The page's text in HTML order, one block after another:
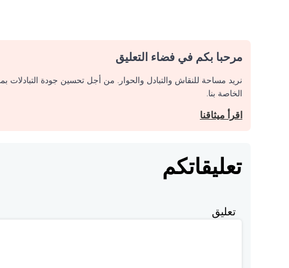
مرحبا بكم في فضاء التعليق
نريد مساحة للنقاش والتبادل والحوار. من أجل تحسين جودة التبادلات
الخاصة بنا.
اقرأ ميثاقنا
تعليقاتكم
تعليق